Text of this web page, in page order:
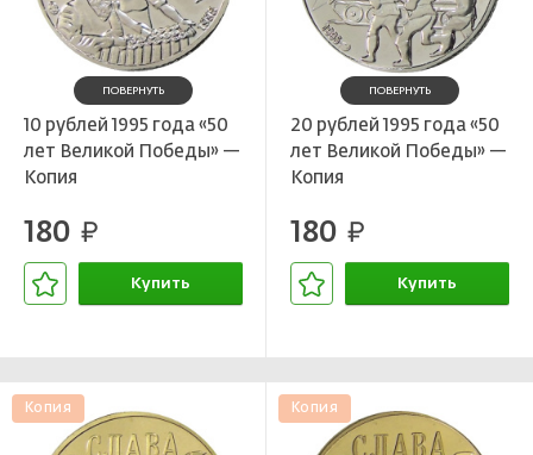
ПОВЕРНУТЬ
10 рублей 1995 года «50
лет Великой Победы» —
Копия
180 руб.
Купить
ПОВЕРНУТЬ
20 рублей 1995 года «50
лет Великой Победы» —
Копия
180 руб.
Купить
Копия Копия